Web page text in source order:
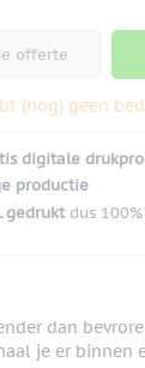
offerte
(nog) geen
digitale
productie
gedruktdus
dan
je er binnen